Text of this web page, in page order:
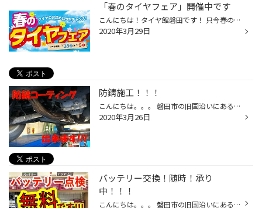
「春のタイヤフェア」開催中です
こんにちは！タイヤ館磐田です！ 只今春のタイヤフェア開催中です！新商品から在庫品などなどお買い得商品取り揃えてお待ちしております。この機会に是非 タイヤ館磐田 にお越しください！
2020年3月29日
防錆施工！！！
こんにちは。。。 磐田市の旧国沿いにあるタイヤ館です。 当店では防錆施工作業を随時承っております。 詳細は お気軽にスタッフまでお声がけ下さい。 皆様のご来店スタッフ一同、心よりお待ちしております。
2020年3月26日
バッテリー交換！随時！承り
中！！！
こんにちは。。。 磐田市の旧国沿いにあるタイヤ館です。 タイヤ館でもバッテリー交換しております！！！ バッテリー点検!!!! ！！！無料！！！です。 お気軽にスタッフまでお声がけ下さい。 ご来店、心よりお待ちしております。